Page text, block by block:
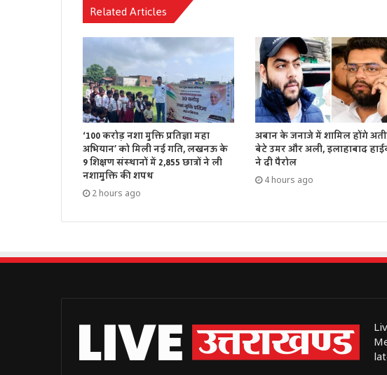
Related Articles
‘100 करोड़ नशा मुक्ति प्रतिज्ञा महा
अभियान’ को मिली नई गति, लखनऊ के
9 शिक्षण संस्थानों में 2,855 छात्रों ने ली
नशामुक्ति की शपथ
2 hours ago
अबान के जनाजे में शामिल होंगे
बेटे उमर और अली, इलाहाबाद
ने दी पैरोल
4 hours ago